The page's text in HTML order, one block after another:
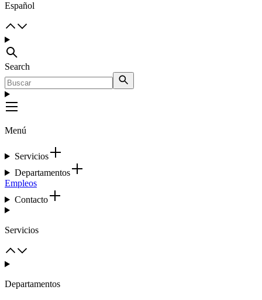
Español
Search
Menú
Servicios
Departamentos
Empleos
Contacto
Servicios
Departamentos